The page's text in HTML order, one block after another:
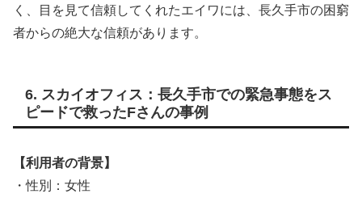
く、目を見て信頼してくれたエイワには、長久手市の困窮
者からの絶大な信頼があります。
6. スカイオフィス：長久手市での緊急事態をス
ピードで救ったFさんの事例
【利用者の背景】
・性別：女性